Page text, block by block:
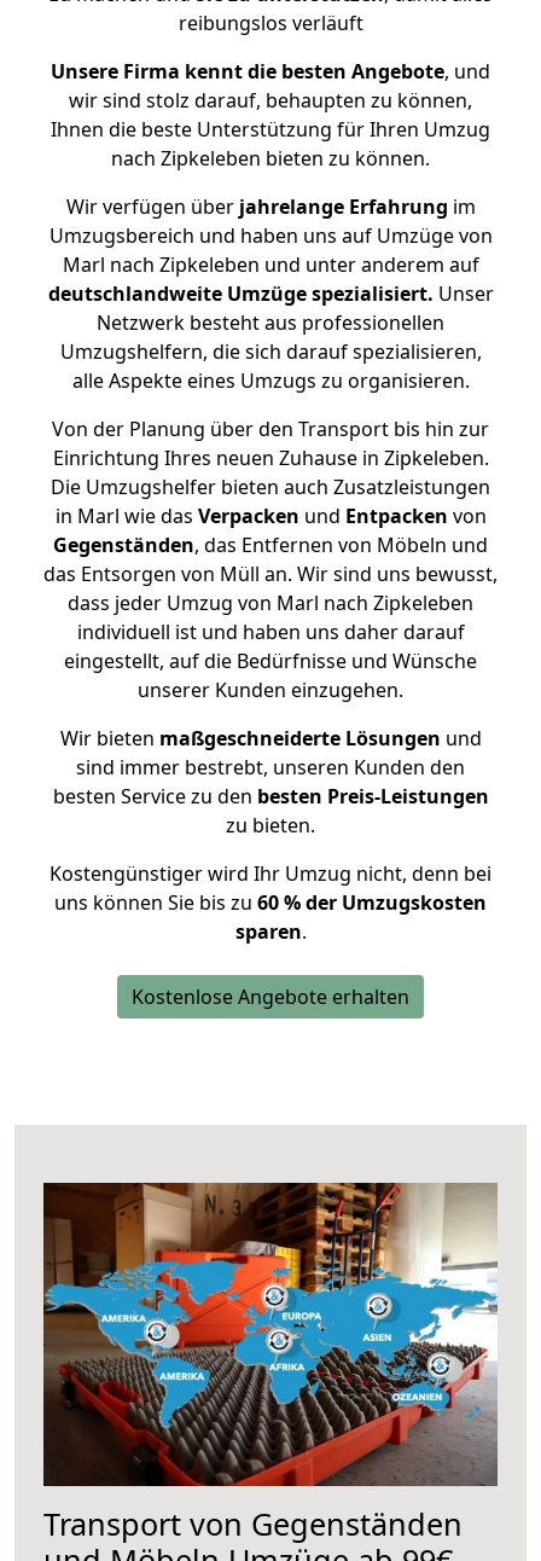
reibungslos verläuft
Unsere Firma kennt die besten Angebote, und
wir sind stolz darauf, behaupten zu können,
Ihnen die beste Unterstützung für Ihren Umzug
nach Zipkeleben bieten zu können.
Wir verfügen überjahrelange Erfahrung im
Umzugsbereich und haben uns auf Umzüge von
Marl nach Zipkeleben und unter anderem auf
deutschlandweite Umzüge spezialisiert. Unser
Netzwerk besteht aus professionellen
Umzugshelfern, die sich darauf spezialisieren,
alle Aspekte eines Umzugs zu organisieren.
Von der Planung über den Transport bis hin zur
Einrichtung Ihres neuen Zuhause in Zipkeleben.
Die Umzugshelfer bieten auch Zusatzleistungen
in Marl wie das Verpacken und Entpacken von
Gegenständen, das Entfernen von Möbeln und
das Entsorgen von Müll an. Wir sind uns bewusst,
dass jeder Umzug von Marl nach Zipkeleben
individuell ist und haben uns daher darauf
eingestellt, auf die Bedürfnisse und Wünsche
unserer Kunden einzugehen.
Wir bieten maßgeschneiderte Lösungen und
sind immer bestrebt, unseren Kunden den
besten Service zu den besten Preis-Leistungen
zu bieten.
Kostengünstiger wird Ihr Umzug nicht, denn bei
uns können Sie bis zu 60 % der Umzugskosten
sparen.
Kostenlose Angebote erhalten
Transport von Gegenständen